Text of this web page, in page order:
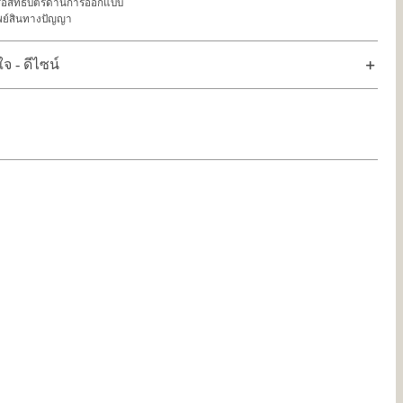
สิทธิบัตรด้านการออกแบบ
ย์สินทางปัญญา
จ - ดีไซน์